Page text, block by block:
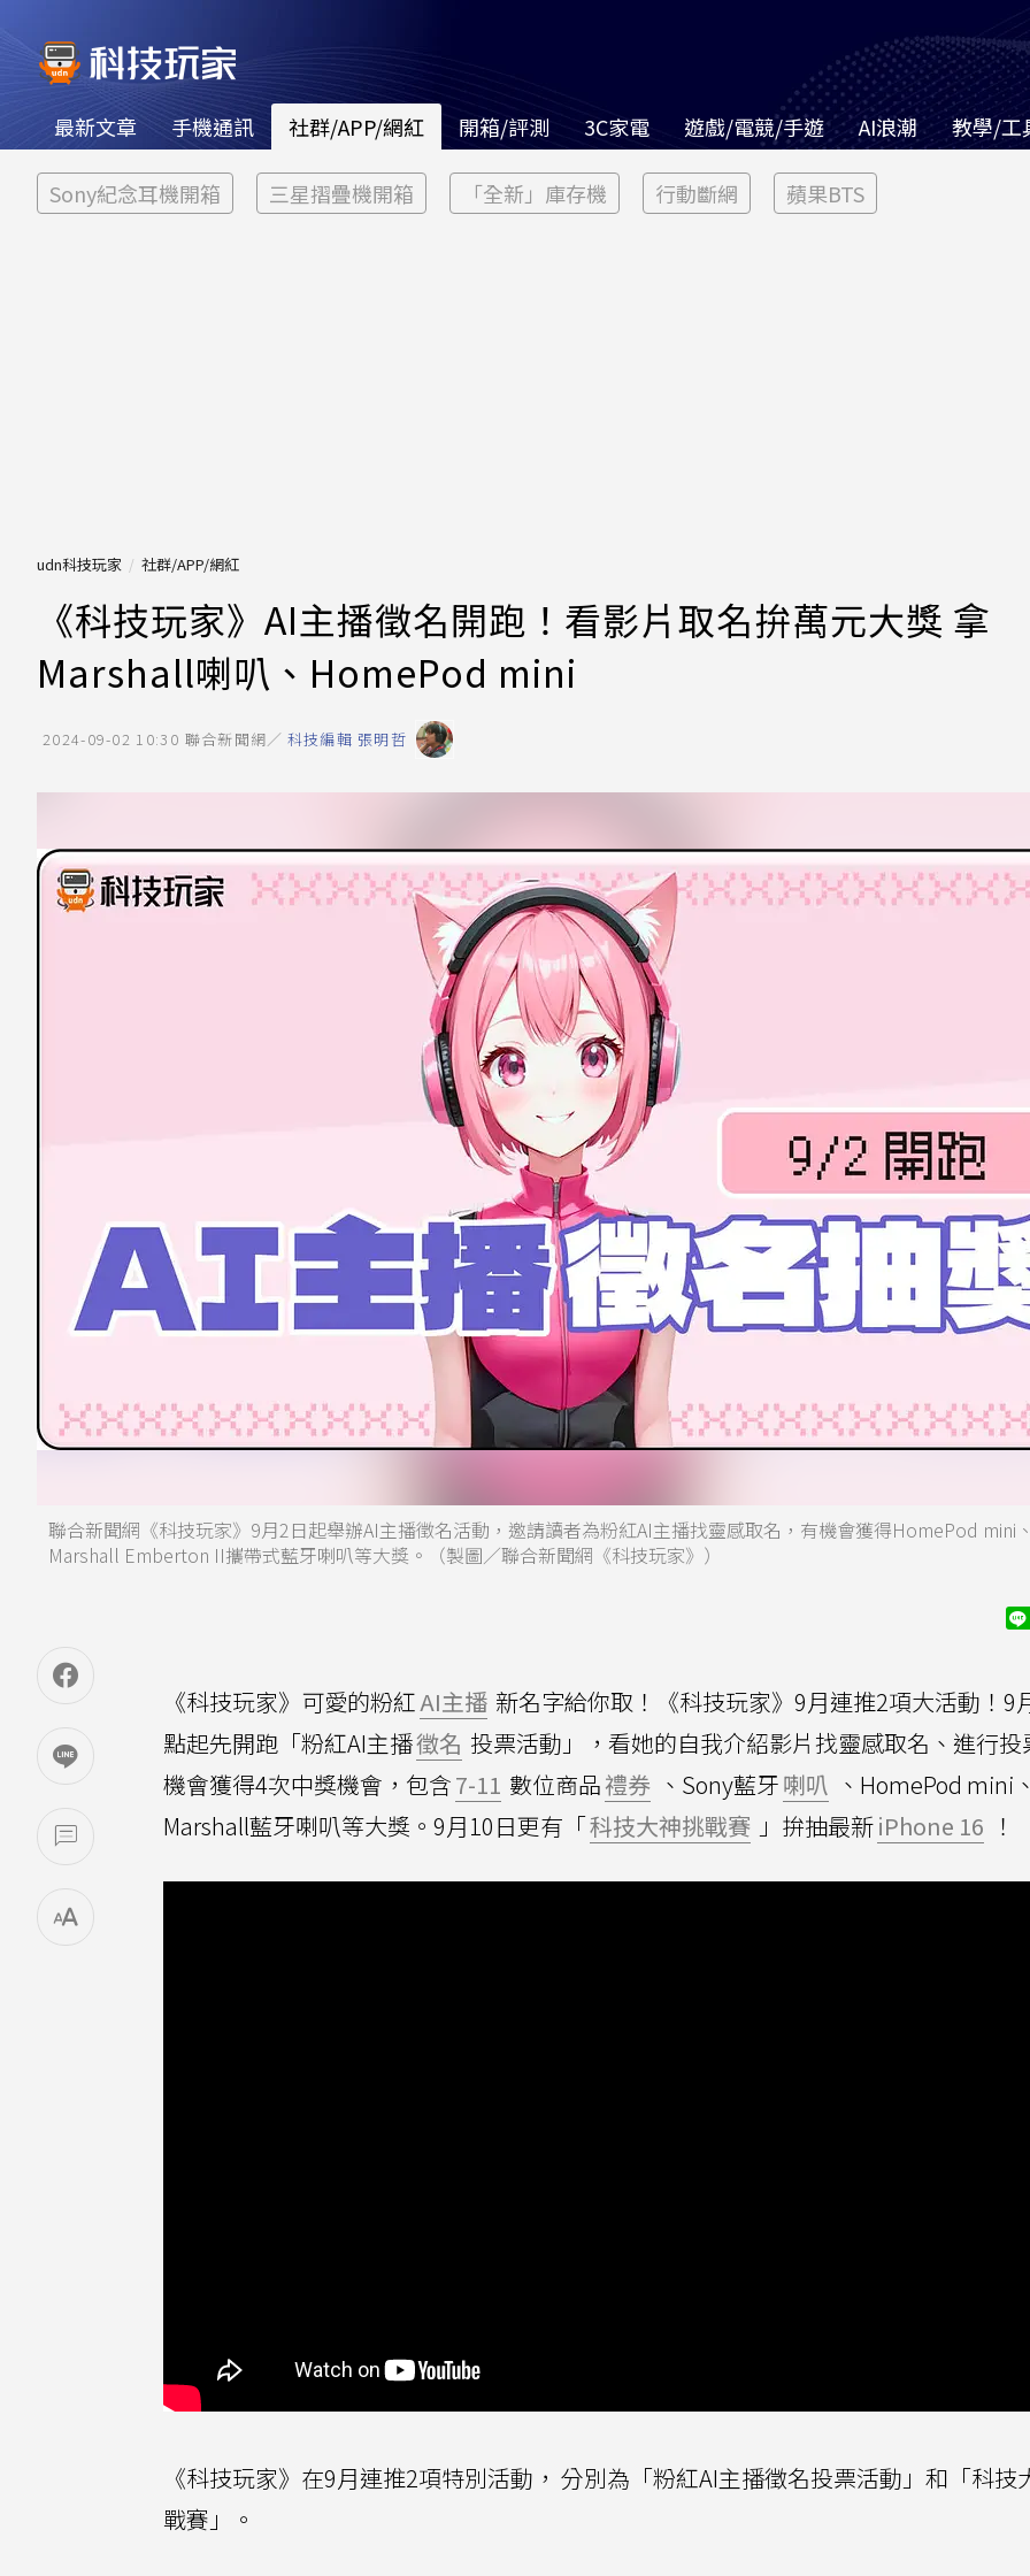
最新文章 手機通訊 社群/APP/網紅 開箱/評測 3C家電 遊戲/電競/手遊 AI浪潮 教學/工
Sony紀念耳機開箱 三星摺疊機開箱 「全新」庫存機 行動斷網 蘋果BTS
udn科技玩家 社群/APP/網紅
《科技玩家》AI主播徵名開跑！看影片取名拚萬元大獎 拿
Marshall喇叭、HomePod mini
2024-09-02 10:30 聯合新聞網／ 科技編輯 張明哲
聯合新聞網《科技玩家》9月2日起舉辦AI主播徵名活動，邀請讀者為粉紅AI主播找靈感取名，有機會獲得HomePod mini
Marshall Emberton II攜帶式藍牙喇叭等大獎。（製圖／聯合新聞網《科技玩家》）
《科技玩家》可愛的粉紅AI主播 新名字給你取！《科技玩家》9月連推2項大活動！9
點起先開跑「粉紅AI主播徵名 投票活動」，看她的自我介紹影片找靈感取名、進行投
機會獲得4次中獎機會，包含7-11 數位商品禮券 、Sony藍牙喇叭 、HomePod mini
Marshall藍牙喇叭等大獎。9月10日更有「科技大神挑戰賽 」拚抽最新iPhone 16 ！
《科技玩家》在9月連推2項特別活動， 分別為「粉紅AI主播徵名投票活動」和「科技
戰賽」。